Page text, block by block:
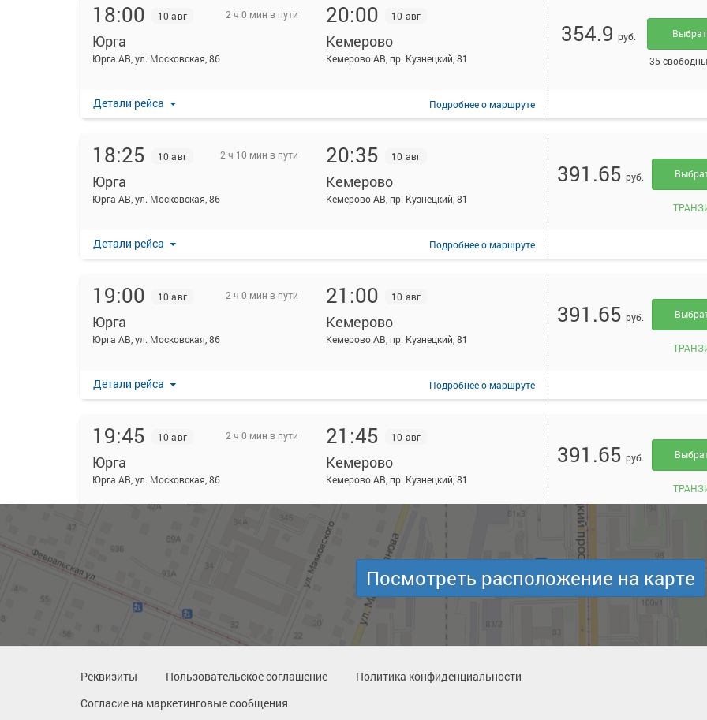
18:00 10 авг 2 ч 0 мин в пути
Юрга
Юрга АВ, ул. Московская, 86
20:00 10 авг
Кемерово
Кемерово АВ, пр. Кузнецкий, 81
Детали рейса Подробнеео маршруте
354.9 руб.
35
18:25 10 авг 2 ч 10 мин в пути
Юрга
Юрга АВ, ул. Московская, 86
20:35 10 авг
Кемерово
Кемерово АВ, пр. Кузнецкий, 81
Детали рейса Подробнеео маршруте
391.65 руб.
19:00 10 авг 2 ч 0 мин в пути
Юрга
Юрга АВ, ул. Московская, 86
21:00 10 авг
Кемерово
Кемерово АВ, пр. Кузнецкий, 81
Детали рейса Подробнеео маршруте
391.65 руб.
19:45 10 авг 2 ч 0 мин в пути
Юрга
Юрга АВ, ул. Московская, 86
21:45 10 авг
Кемерово
Кемерово АВ, пр. Кузнецкий, 81
Подробнее
391.65 руб.
20:45 10 авг
Юрга
Юрга АВ, ул. Московская, 86
22:45 10 авг
Кемерово
Кемерово АВ, пр. Кузнецкий, 81
391.65 руб.
Посмотреть расположение на карте
Реквизиты Пользовательское соглашение
Политика конфиденциальности
Согласие на маркетинговые сообщения